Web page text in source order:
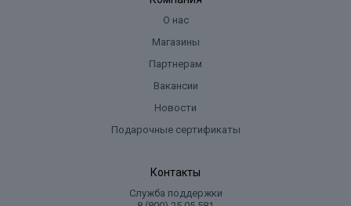
О нас
Магазины
Партнерам
Вакансии
Новости
Подарочные сертификаты
Контакты
Служба поддержки